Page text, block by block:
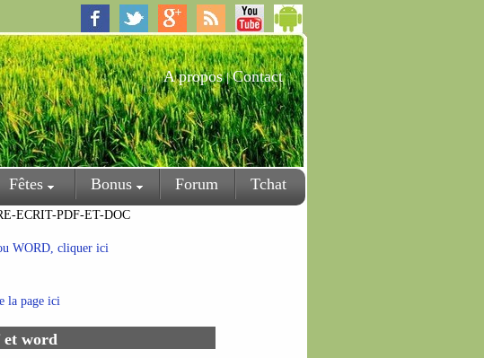
A propos|Contact
Fêtes Bonus Forum Tchat
ECRIT-PDF-ET-DOC
WORD, cliquer ici
la page ici
et word